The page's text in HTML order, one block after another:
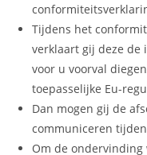
Tijdens het
verklaart gij deze de
voor u voorval
toepasselijke Eu-
Dan mogen gij de
communiceren
Om de